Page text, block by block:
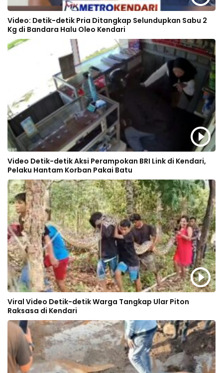
Video: Detik-detik Pria Ditangkap Selundupkan Sabu 2
Kg di Bandara Halu Oleo Kendari
Video Detik-detik Aksi Perampokan BRI Link di Kendari,
Pelaku Hantam Korban Pakai Batu
Viral Video Detik-detik Warga Tangkap Ular Piton
Raksasa di Kendari